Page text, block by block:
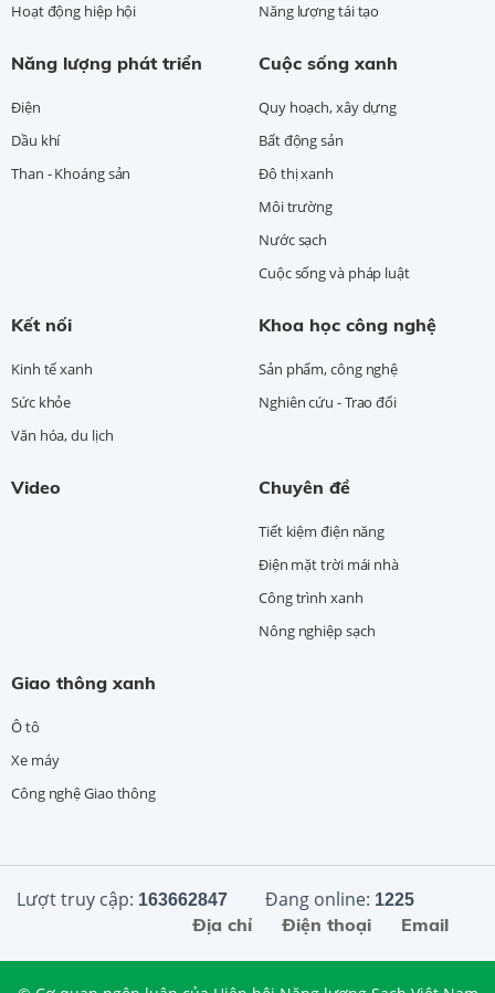
Hoạt động hiệp hội
Năng lượng tái tạo
Năng lượng phát triển
Điện
Dầu khí
Than - Khoáng sản
Cuộc sống xanh
Quy hoạch, xây dựng
Bất động sản
Đô thị xanh
Môi trường
Nước sạch
Cuộc sống và pháp luật
Kết nối
Kinh tế xanh
Sức khỏe
Văn hóa, du lịch
Khoa học công nghệ
Sản phẩm, công nghệ
Nghiên cứu - Trao đổi
Video Chuyên đề
Tiết kiệm điện năng
Điện mặt trời mái nhà
Công trình xanh
Nông nghiệp sạch
Giao thông xanh
Ô tô
Xe máy
Công nghệ Giao thông
Lượt truy cập: 163662847 Đang online: 1225
Email
Điện thoại
Địa chỉ